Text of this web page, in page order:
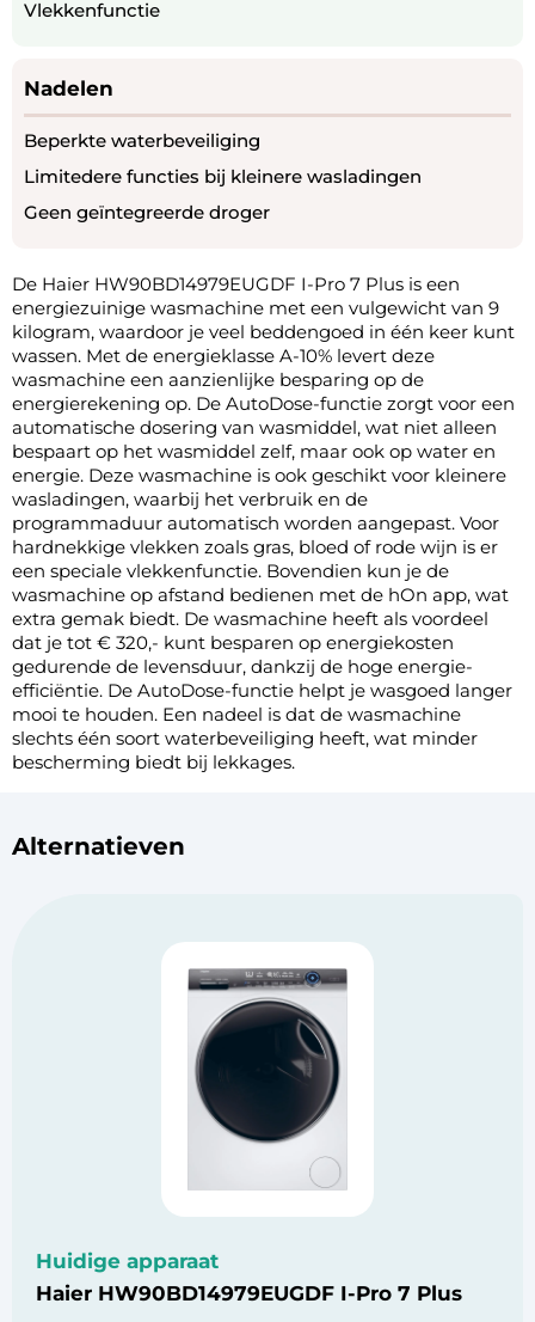
Vlekkenfunctie
Nadelen
Beperkte waterbeveiliging
Limitedere functies bij kleinere wasladingen
Geen geïntegreerde droger
De Haier HW90BD14979EUGDF I-Pro 7 Plus is een
energiezuinige wasmachine met een vulgewicht van 9
kilogram, waardoor je veel beddengoed in één keer kunt
wassen. Met de energieklasse A-10% levert deze
wasmachine een aanzienlijke besparing op de
energierekening op. De AutoDose-functie zorgt voor een
automatische dosering van wasmiddel, wat niet alleen
bespaart op het wasmiddel zelf, maar ook op water en
energie. Deze wasmachine is ook geschikt voor kleinere
wasladingen, waarbij het verbruik en de
programmaduur automatisch worden aangepast. Voor
hardnekkige vlekken zoals gras, bloed of rode wijn is er
een speciale vlekkenfunctie. Bovendien kun je de
wasmachine op afstand bedienen met de hOn app, wat
extra gemak biedt. De wasmachine heeft als voordeel
dat je tot € 320,- kunt besparen op energiekosten
gedurende de levensduur, dankzij de hoge energie-
efficiëntie. De AutoDose-functie helpt je wasgoed langer
mooi te houden. Een nadeel is dat de wasmachine
slechts één soort waterbeveiliging heeft, wat minder
bescherming biedt bij lekkages.
Alternatieven
Huidige apparaat
Haier HW90BD14979EUGDF I-Pro 7 Plus